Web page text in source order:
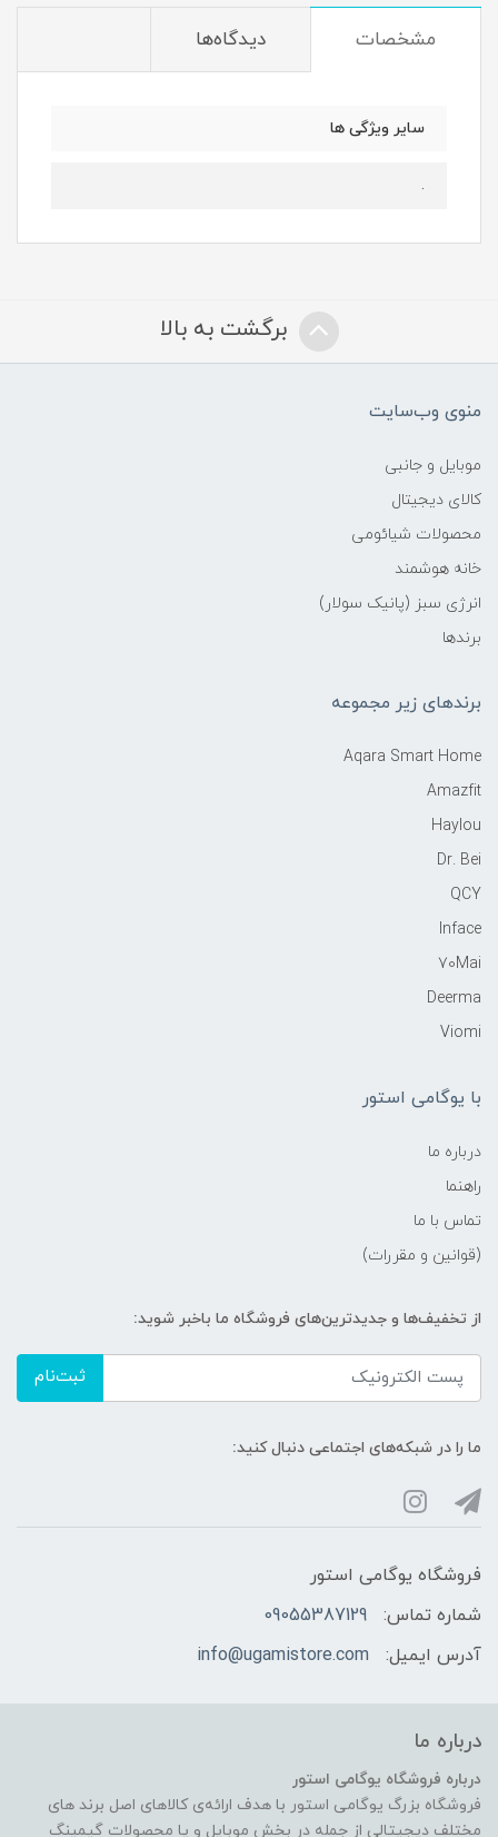
مشخصات دیدگاه‌ها
سایر ویژگی ها
.
برگشت به بالا
منوی وب‌سایت
موبایل و جانبی
کالای دیجیتال
محصولات شیائومی
خانه هوشمند
انرژی سبز (پانیک سولار)
برندها
برندهای زیر مجموعه
Aqara Smart Home
Amazfit
Haylou
Dr. Bei
QCY
Inface
70Mai
Deerma
Viomi
با یوگامی استور
درباره ما
راهنما
تماس با ما
(قوانین و مقررات)
از تخفیف‌ها و جدیدترین‌های فروشگاه ما باخبر شوید:
ثبت‌نام
ما را در شبکه‌های اجتماعی دنبال کنید:
فروشگاه یوگامی استور
شماره تماس:
09055387129
آدرس ایمیل:
info@ugamistore.com
درباره ما
درباره فروشگاه یوگامی استور
فروشگاه بزرگ یوگامی استور با هدف ارائه‌ی کالاهای اصل برند های
مختلف دیجیتالی از جمله در بخش موبایل و یا محصولات گیمینگ